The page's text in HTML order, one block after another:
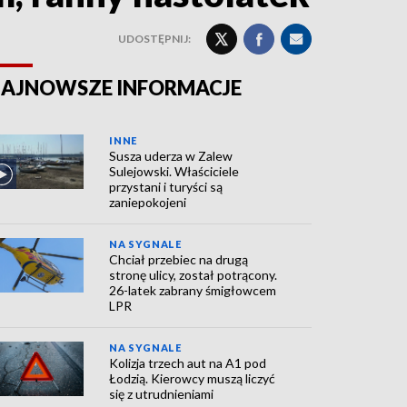
UDOSTĘPNIJ:
INFORMACJE
INNE
Susza uderza w Zalew
Sulejowski. Właściciele
przystani i turyści są
zaniepokojeni
NA SYGNALE
Chciał przebiec na drugą
stronę ulicy, został potrącony.
26-latek zabrany śmigłowcem
LPR
NA SYGNALE
Kolizja trzech aut na A1 pod
Łodzią. Kierowcy muszą liczyć
się z utrudnieniami